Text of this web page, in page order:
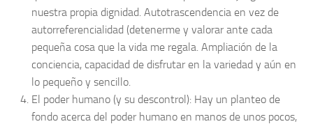
nuestra propia dignidad. Autotrascendencia en vez de
autorreferencialidad (detenerme y valorar ante cada
pequeña cosa que la vida me regala. Ampliación de la
conciencia, capacidad de disfrutar en la variedad y aún en
lo pequeño y sencillo.
El poder humano (y su descontrol): Hay un planteo de
fondo acerca del poder humano en manos de unos pocos,